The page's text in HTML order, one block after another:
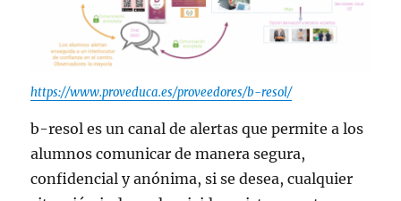
https://www.proveduca.es/proveedores/b-resol/
b-resol es un canal de alertas que permite a los
alumnos comunicar de manera segura,
confidencial y anónima, si se desea, cualquier